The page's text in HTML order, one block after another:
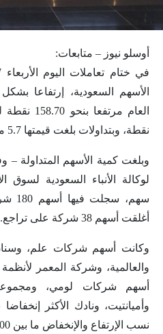
أوسلو نيوز – متابعات:
الأسهم السعودية، إرتفاعا
نقطة، وبتداولات بلغت قيمتها 5.7 مليار ريال.
وبلغت كمية الأسهم المتداولة –
أغلقت أسهم 38 شركة على تراجع.
وكانت أسهم شركات علم، وسناد
والعالمية، وشركة المعمر لأنظمة
أسهم شركات لومي، ومجموعة
وأميانتيت، ونادك الأكثر
نسب الإرتفاع والإنخفاض ما بين 10.00% و2.90%.